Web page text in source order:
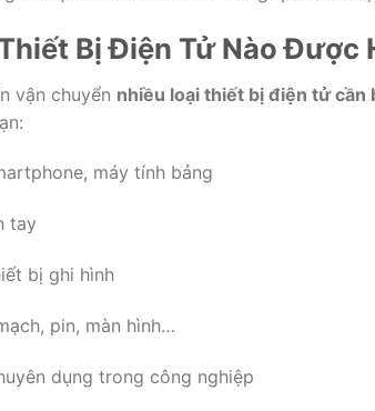
BịĐiện TửNàoĐược
vận chuyển nhiều loại thiết bị điện tửcần
máy tính bảng
tay
bị ghi hình
pin, màn hình…
dụng trong công nghiệp